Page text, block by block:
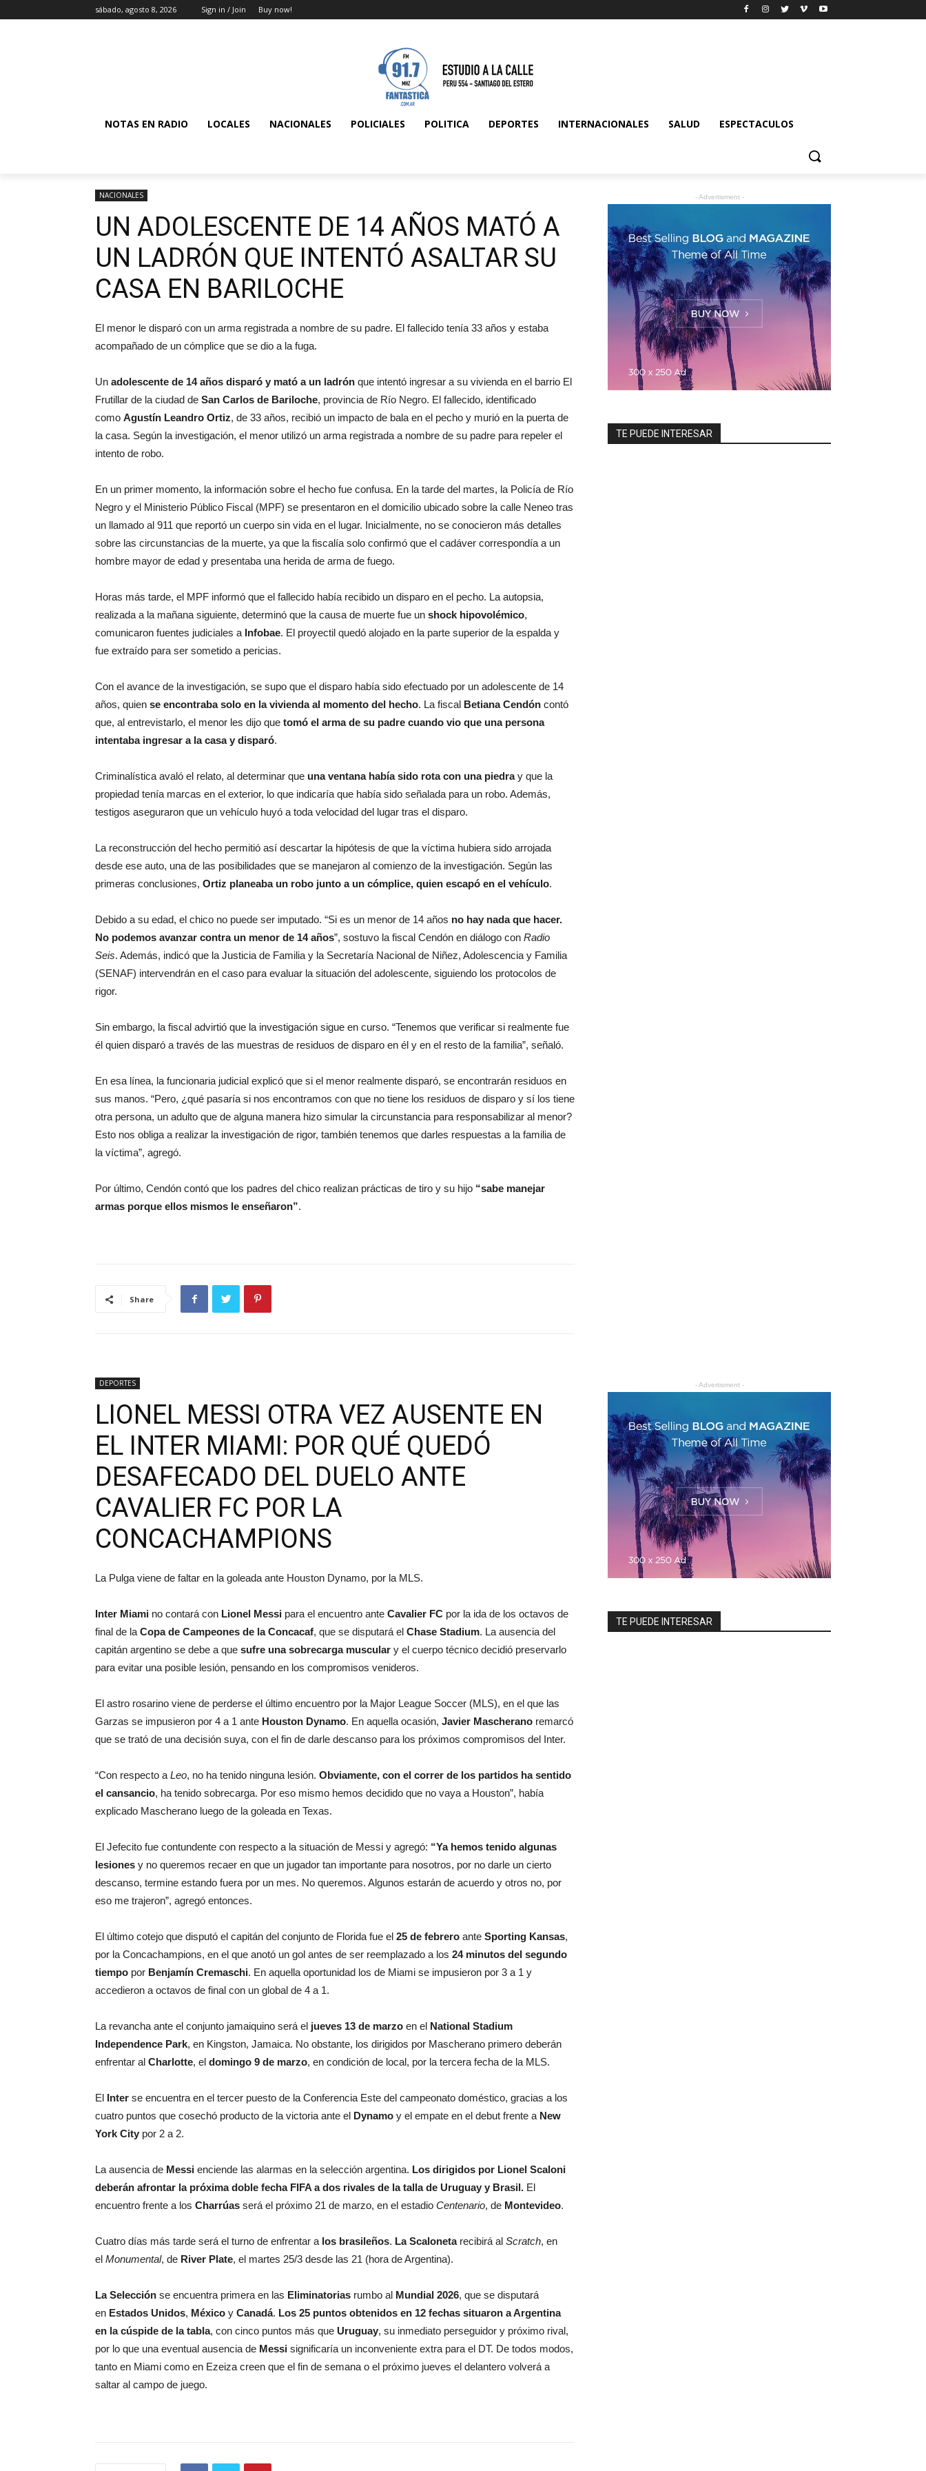
sábado, agosto 8, 2026 Sign in / Join Buy now!
NOTAS EN RADIO LOCALES NACIONALES POLICIALES POLITICA DEPORTES INTERNACIONALES SALUD ESPECTACULOS
NACIONALES
UN ADOLESCENTE DE 14 AÑOS MATÓ A
UN LADRÓN QUE INTENTÓ ASALTAR SU
CASA EN BARILOCHE
El menor le disparó con un arma registrada a nombre de su padre. El fallecido tenía 33 años y estaba
acompañado de un cómplice que se dio a la fuga.
Un adolescente de 14 años disparó y mató a un ladrón que intentó ingresar a su vivienda en el barrio El
Frutillar de la ciudad de San Carlos de Bariloche, provincia de Río Negro. El fallecido, identificado
como Agustín Leandro Ortiz, de 33 años, recibió un impacto de bala en el pecho y murió en la puerta de
la casa. Según la investigación, el menor utilizó un arma registrada a nombre de su padre para repeler el
intento de robo.
En un primer momento, la información sobre el hecho fue confusa. En la tarde del martes, la Policía de Río
Negro y el Ministerio Público Fiscal (MPF) se presentaron en el domicilio ubicado sobre la calle Neneo tras
un llamado al 911 que reportó un cuerpo sin vida en el lugar. Inicialmente, no se conocieron más detalles
sobre las circunstancias de la muerte, ya que la fiscalía solo confirmó que el cadáver correspondía a un
hombre mayor de edad y presentaba una herida de arma de fuego.
Horas más tarde, el MPF informó que el fallecido había recibido un disparo en el pecho. La autopsia,
realizada a la mañana siguiente, determinó que la causa de muerte fue un shock hipovolémico,
comunicaron fuentes judiciales a Infobae. El proyectil quedó alojado en la parte superior de la espalda y
fue extraído para ser sometido a pericias.
Con el avance de la investigación, se supo que el disparo había sido efectuado por un adolescente de 14
años, quien se encontraba solo en la vivienda al momento del hecho. La fiscal Betiana Cendón contó
que, al entrevistarlo, el menor les dijo que tomó el arma de su padre cuando vio que una persona
intentaba ingresar a la casa y disparó.
Criminalística avaló el relato, al determinar que una ventana había sido rota con una piedray que la
propiedad tenía marcas en el exterior, lo que indicaría que había sido señalada para un robo. Además,
testigos aseguraron que un vehículo huyó a toda velocidad del lugar tras el disparo.
La reconstrucción del hecho permitió así descartar la hipótesis de que la víctima hubiera sido arrojada
desde ese auto, una de las posibilidades que se manejaron al comienzo de la investigación. Según las
primeras conclusiones, Ortiz planeaba un robo junto a un cómplice, quien escapó en el vehículo.
Debido a su edad, el chico no puede ser imputado. “Si es un menor de 14 años no hay nada que hacer.
No podemos avanzar contra un menor de 14 años”, sostuvo la fiscal Cendón en diálogo con Radio
Seis. Además, indicó que la Justicia de Familia y la Secretaría Nacional de Niñez, Adolescencia y Familia
(SENAF) intervendrán en el caso para evaluar la situación del adolescente, siguiendo los protocolos de
rigor.
Sin embargo, la fiscal advirtió que la investigación sigue en curso. “Tenemos que verificar si realmente fue
él quien disparó a través de las muestras de residuos de disparo en él y en el resto de la familia”, señaló.
En esa línea, la funcionaria judicial explicó que si el menor realmente disparó, se encontrarán residuos en
sus manos. “Pero, ¿qué pasaría si nos encontramos con que no tiene los residuos de disparo y sí los tiene
otra persona, un adulto que de alguna manera hizo simular la circunstancia para responsabilizar al menor?
Esto nos obliga a realizar la investigación de rigor, también tenemos que darles respuestas a la familia de
la víctima”, agregó.
Por último, Cendón contó que los padres del chico realizan prácticas de tiro y su hijo “sabe manejar
armas porque ellos mismos le enseñaron”.
Share
- Advertisment -
TE PUEDE INTERESAR